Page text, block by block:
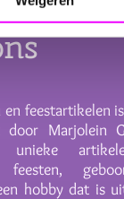
en feestartikelen
door Marjolein
unieke
feesten,
hobby dat is